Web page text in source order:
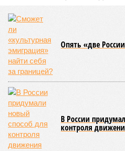
уже получают ключи – в мае 2026
заключение о соответствии
разрешение на ввод жилищного
совсем недалеко, в паре станций
улице, картина, можно сказать,
ЖК «Светлый мир «Станция Л»:
банкрот Seven Suns
схема достройки через Capital
за прошедшие два года
практически не видно. По
порталов, первую очередь ЖК